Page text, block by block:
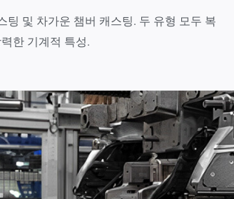
및 차가운 챔버 캐스팅. 두 유형 모두 복
한 기계적 특성.